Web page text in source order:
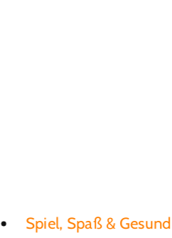
Spiel, Spaß &